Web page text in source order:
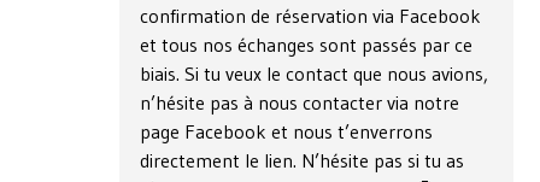
confirmation de réservation via Facebook
et tous nos échanges sont passés par ce
biais. Si tu veux le contact que nous avions,
n’hésite pas à nous contacter via notre
page Facebook et nous t’enverrons
directement le lien. N’hésite pas si tu as